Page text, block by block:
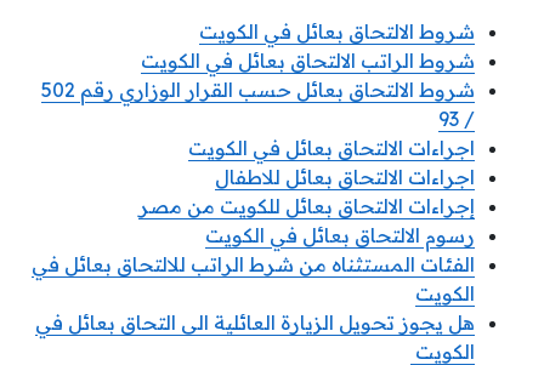
شروط الالتحاق بعائل في الكويت
شروط الراتب الالتحاق بعائل في الكويت
شروط الالتحاق بعائل حسب القرار الوزاري رقم 502
/ 93
اجراءات الالتحاق بعائل في الكويت
اجراءات الالتحاق بعائل للاطفال
إجراءات الالتحاق بعائل للكويت من مصر
رسوم الالتحاق بعائل في الكويت
الفئات المستثناه من شرط الراتب للالتحاق بعائل في
الكويت
هل يجوز تحويل الزيارة العائلية الى التحاق بعائل في
الكويت